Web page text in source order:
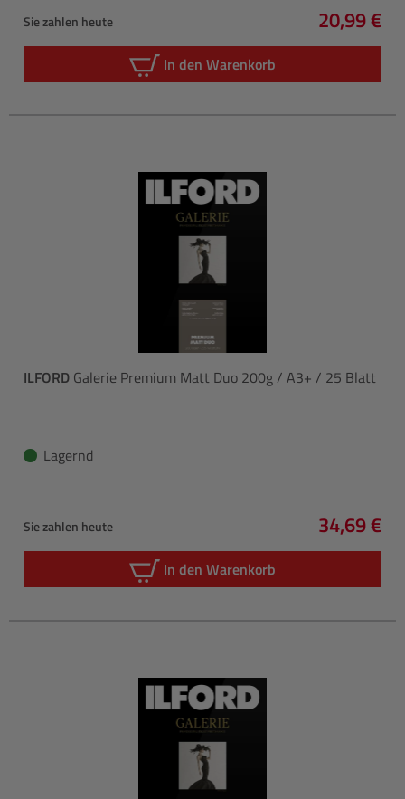
Sie zahlen heute 20,99 €
In den Warenkorb
ILFORD Galerie Premium Matt Duo 200g / A3+ / 25 Blatt
Lagernd
Sie zahlen heute 34,69 €
In den Warenkorb